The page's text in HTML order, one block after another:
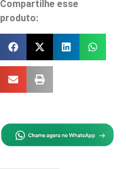
Compartilhe esse
produto: